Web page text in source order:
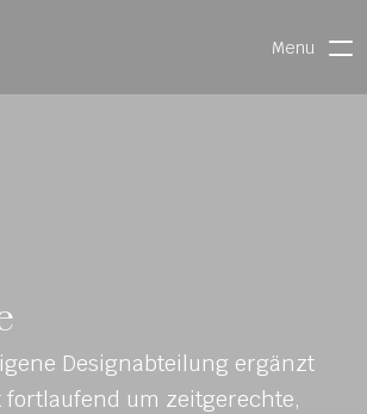
Menu
Designabteilung ergänzt
fortlaufend um zeitgerechte,